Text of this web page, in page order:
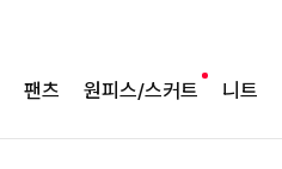
팬츠 원피스/스커트 니트